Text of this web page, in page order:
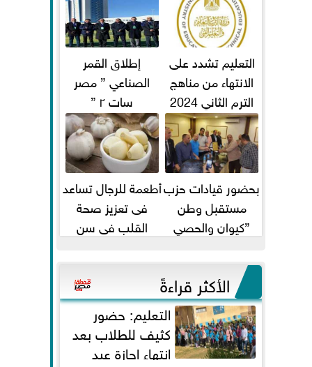
التعليم تشدد على
الانتهاء من مناهج
الترم الثاني 2024
قبل الامتحانات
إطلاق القمر
الصناعي ” مصر
سات ٢ ”
بحضور قيادات حزب
مستقبل وطن
”كيوان والحصي
وعيسي” أمانه كفر...
أطعمة للرجال تساعد
فى تعزيز صحة
القلب فى سن
الأكثر قراءةً
التعليم: حضور
كثيف للطلاب بعد
انتهاء إجازة عيد